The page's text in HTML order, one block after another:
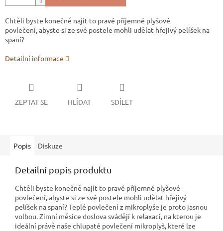
Chtěli byste konečně najít to pravé příjemné plyšové
povlečení,abyste si ze své postele mohli udělat hřejivý pelíšek na
spaní?
Detailní informace
ZEPTAT SE HLÍDAT SDÍLET
Popis Diskuze
Detailní popis produktu
Chtěli byste konečně najít to pravé příjemné plyšové
povlečení,abyste si ze své postele mohli udělat hřejivý
pelíšek na spaní? Teplé povlečení z mikroplyše je proto jasnou
volbou. Zimní měsíce doslova svádějí k relaxaci, na kterou je
ideální právě naše chlupaté povlečení mikroplyš, které lze